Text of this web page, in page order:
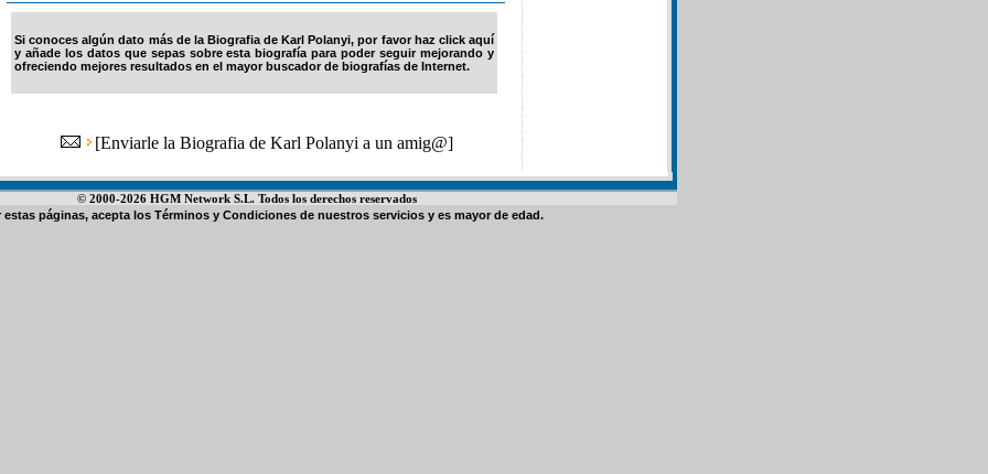
Si conoces algún dato más de la Biografia de Karl Polanyi, por favor haz click aquí
y añade los datos que sepas sobre esta biografía para poder seguir mejorando y
ofreciendo mejores resultados en el mayor buscador de biografías de Internet.
[Enviarle la Biografia de Karl Polanyi a un amig@]
© 2000-2026 HGM Network S.L. Todos los derechos reservados
estas páginas, acepta los Términos y Condiciones de nuestros servicios y es mayor de edad.